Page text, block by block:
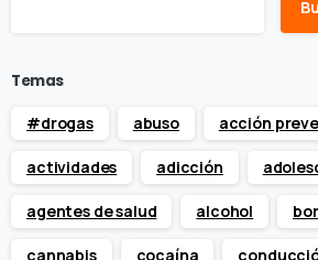
Temas
#drogas
abuso acción
actividades adicción
agentes de salud alcohol
cannabis cocaína